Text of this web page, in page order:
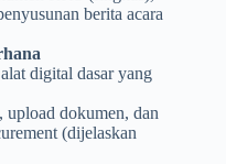
berita acara
digital dasar yang
upload dokumen, dan
(dijelaskan